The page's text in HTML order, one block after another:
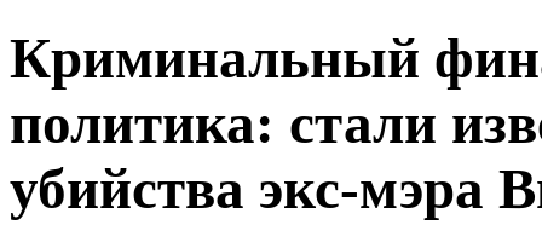
Криминальный
политика: стали
убийства экс-мэра